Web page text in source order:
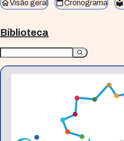
Visão geral Cronograma
Biblioteca